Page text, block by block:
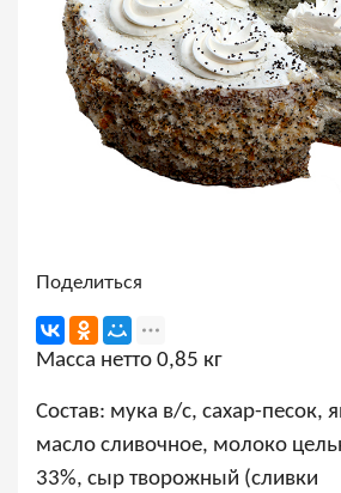
Поделиться
Масса нетто 0,85 кг
Состав: мука в/с, сахар-песок,
масло сливочное, молоко
33%, сыр творожный (сливки